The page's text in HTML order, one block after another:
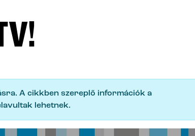
A cikkben szereplő információk a
lehetnek.